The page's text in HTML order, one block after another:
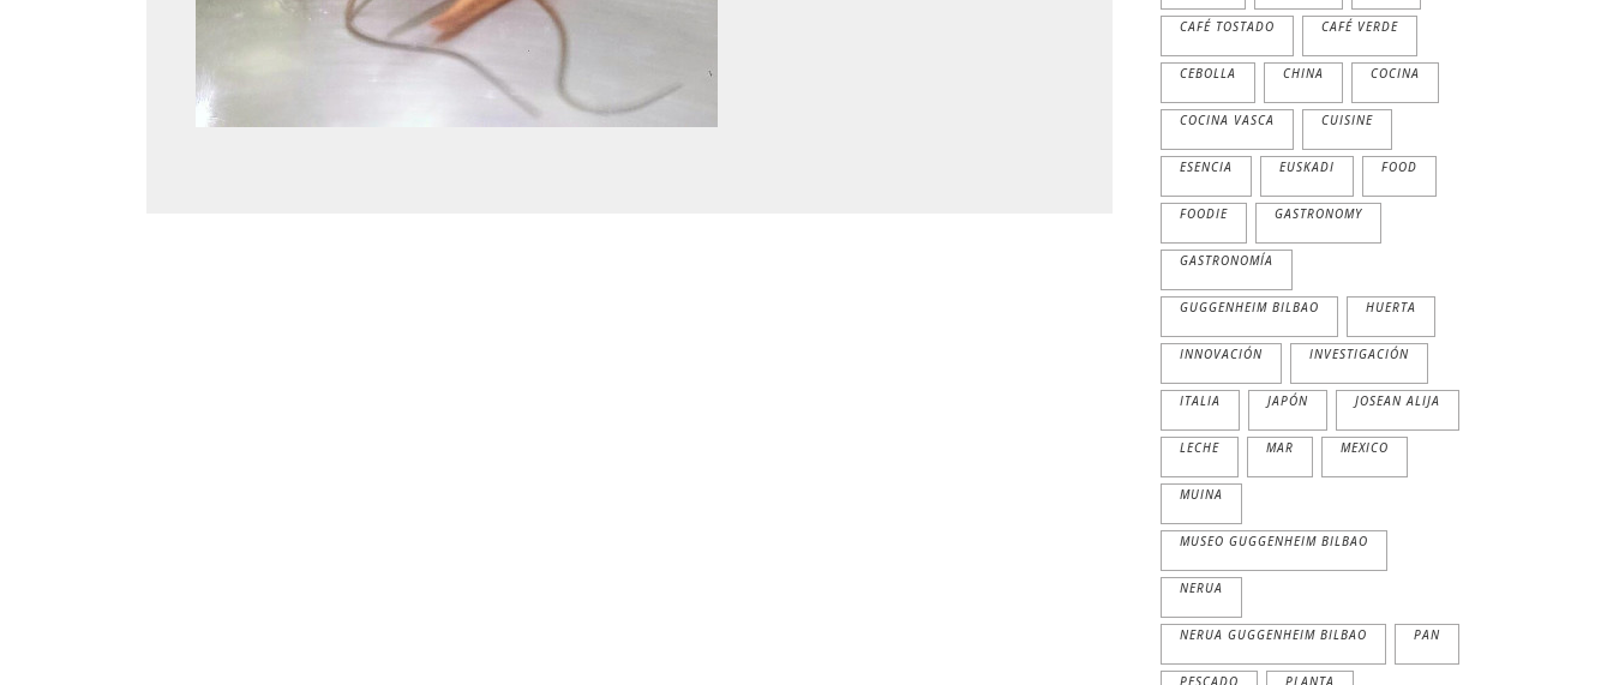
CAFÉ TOSTADO CAFÉ VERDE
CEBOLLA CHINA COCINA
COCINA VASCA CUISINE
ESENCIA EUSKADI FOOD
FOODIE GASTRONOMY
GASTRONOMÍA
GUGGENHEIM BILBAO HUERTA
INNOVACIÓN INVESTIGACIÓN
ITALIA JAPÓN JOSEAN ALIJA
LECHE MAR MEXICO
MUINA
MUSEO GUGGENHEIM BILBAO
NERUA
NERUA GUGGENHEIM BILBAO PAN
PESCADO PLANTA